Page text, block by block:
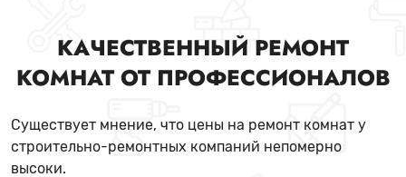
КАЧЕСТВЕННЫЙ РЕМОНТ
КОМНАТ ОТ ПРОФЕССИОНАЛОВ
Существует мнение, что цены на ремонт комнат у
строительно-ремонтных компаний непомерно
высоки.